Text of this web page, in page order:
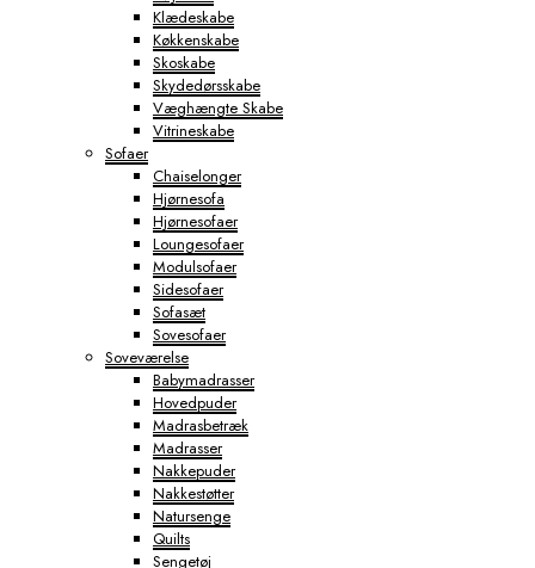
Klædeskabe
Køkkenskabe
Skoskabe
Skydedørsskabe
Væghængte Skabe
Vitrineskabe
Sofaer
Chaiselonger
Hjørnesofa
Hjørnesofaer
Loungesofaer
Modulsofaer
Sidesofaer
Sofasæt
Sovesofaer
Soveværelse
Babymadrasser
Hovedpuder
Madrasbetræk
Madrasser
Nakkepuder
Nakkestøtter
Natursenge
Quilts
Sengetøj